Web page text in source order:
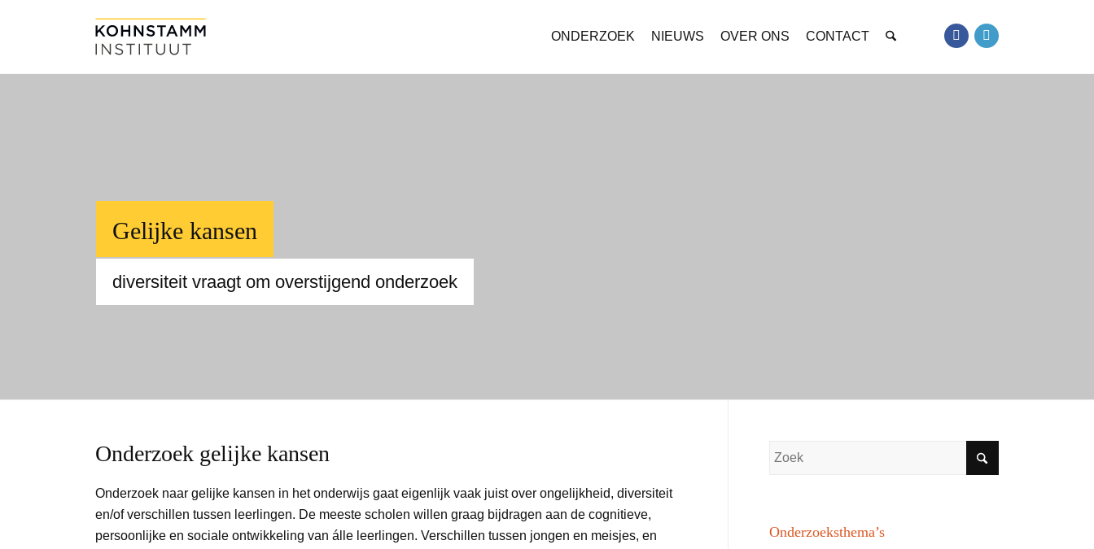
ONDERZOEK NIEUWS OVER ONS CONTACT
Gelijke kansen
diversiteit vraagt om overstijgend onderzoek
Onderzoek gelijke kansen
Onderzoek naar gelijke kansen in het onderwijs gaat eigenlijk vaak juist over ongelijkheid, diversiteit
en/of verschillen tussen leerlingen. De meeste scholen willen graag bijdragen aan de cognitieve,
persoonlijke en sociale ontwikkeling van álle leerlingen. Verschillen tussen jongen en meisjes, en
Onderzoeksthema’s